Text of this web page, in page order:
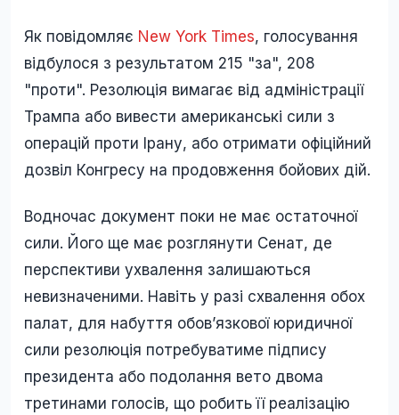
Як повідомляє New York Times, голосування
відбулося з результатом 215 "за", 208
"проти". Резолюція вимагає від адміністрації
Трампа або вивести американські сили з
операцій проти Ірану, або отримати офіційний
дозвіл Конгресу на продовження бойових дій.
Водночас документ поки не має остаточної
сили. Його ще має розглянути Сенат, де
перспективи ухвалення залишаються
невизначеними. Навіть у разі схвалення обох
палат, для набуття обов’язкової юридичної
сили резолюція потребуватиме підпису
президента або подолання вето двома
третинами голосів, що робить її реалізацію